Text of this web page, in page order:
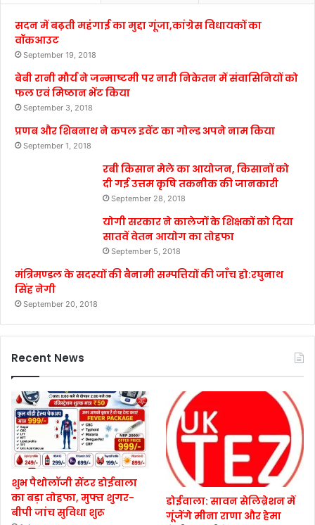
सदन में बढ़ती महंगाई का मुद्दा गूंजा,कांग्रेस विधायकों का
वॉकआउट
September 19, 2018
बेबी रानी मौर्य ने जन्माष्टमी पर नारी निकेतन में संवासिनियों को
फल एवं मिष्ठान भेंट किया
September 3, 2018
प्रणब और शिबनाथ ने कपल इवेंट का गोल्ड अपने नाम किया
September 1, 2018
रबी किसान मेले का आयोजन, किसानों को
दी गई उत्तम कृषि तकनीक की जानकारी
September 28, 2018
योगी सरकार ने कालेजों के शिक्षकों को दिया
सातवें वेतन आयोग का तोहफा
September 5, 2018
मंत्रिमण्डल के सदस्यों की बैनामी सम्पत्तियों की जाँच हो:रघुनाथ
सिंह नेगी
September 20, 2018
Recent News
शुभ पैथोलॉजी सेंटर डोईवाला
का बड़ा तोहफा, मुफ्त शुगर-
बीपी जांच सुविधा शुरू
डोईवाला: सावन सेलिब्रेशन में
गूंजेंगे मीना राणा और हेमा